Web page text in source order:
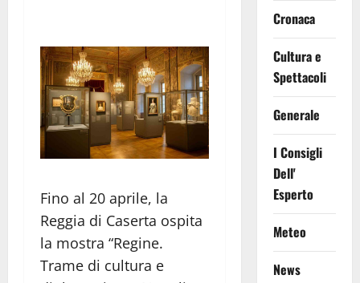
Fino al 20 aprile, la
Reggia di Caserta ospita
la mostra “Regine.
Trame di cultura e
Cronaca
Cultura e
Spettacoli
Generale
I Consigli
Dell'
Esperto
Meteo
News